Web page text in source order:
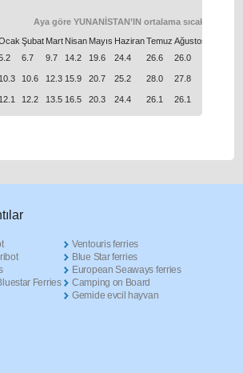
Aya göre YUNANİSTAN’IN ortalama sıcaklığı
Şubat Μart Nisan Μayıs HaziranTemuz Ağustos
6.7 9.7 14.2 19.6 24.4 26.6 26.0
10.3 10.6 12.3 15.9 20.7 25.2 28.0 27.8
12.1 12.2 13.5 16.5 20.3 24.4 26.1 26.1
Ferries
Ventouris ferries
Blue Star ferries
European Seaways ferries
Camping on Board
Gemide evcil hayvan